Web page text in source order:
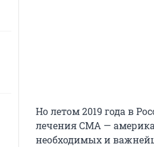
Но летом 2019 года в
лечения СМА —
необходимых и